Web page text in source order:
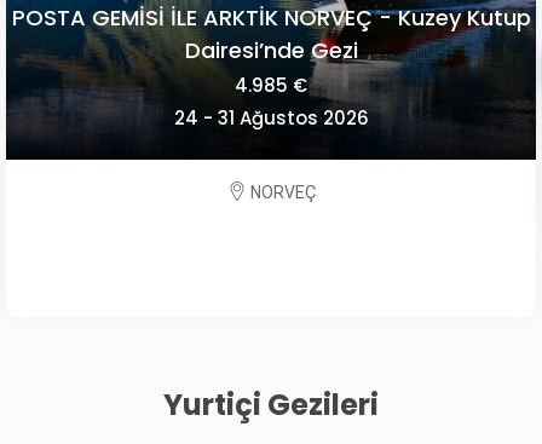
POSTA GEMİSİ İLE ARKTİK NORVEÇ - Kuzey Kutup
Dairesi’nde Gezi
4.985 €
24 - 31 Ağustos 2026
NORVEÇ
Yurtiçi Gezileri